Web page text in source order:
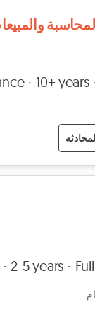
لدي خبرة
10+ years
المحادثه
2-5 years